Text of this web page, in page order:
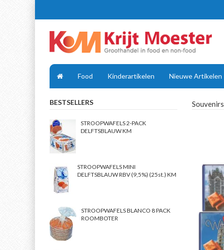
Food Kinderartikelen Nieuwe Artikelen
BESTSELLERS
STROOPWAFELS 2-PACK
DELFTSBLAUW KM
STROOPWAFELS MINI
DELFTSBLAUW RBV (9,5%) (25st.) KM
STROOPWAFELS BLANCO 8 PACK
ROOMBOTER
Souvenirs